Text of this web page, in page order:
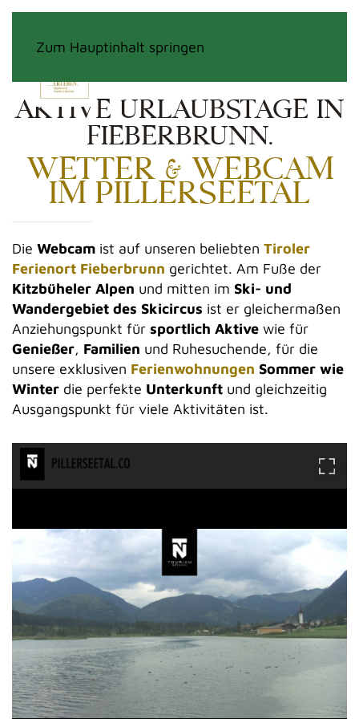
Zum Hauptinhalt springen
AKTIVE URLAUBSTAGE IN
FIEBERBRUNN.
WETTER & WEBCAM
IM PILLERSEETAL
Die Webcam ist auf unseren beliebten Tiroler
Ferienort Fieberbrunn gerichtet. Am Fuße der
Kitzbüheler Alpen und mitten im Ski- und
Wandergebiet des Skicircus ist er gleichermaßen
Anziehungspunkt für sportlich Aktive wie für
Genießer, Familien und Ruhesuchende, für die
unsere exklusiven Ferienwohnungen Sommer wie
Winter die perfekte Unterkunft und gleichzeitig
Ausgangspunkt für viele Aktivitäten ist.